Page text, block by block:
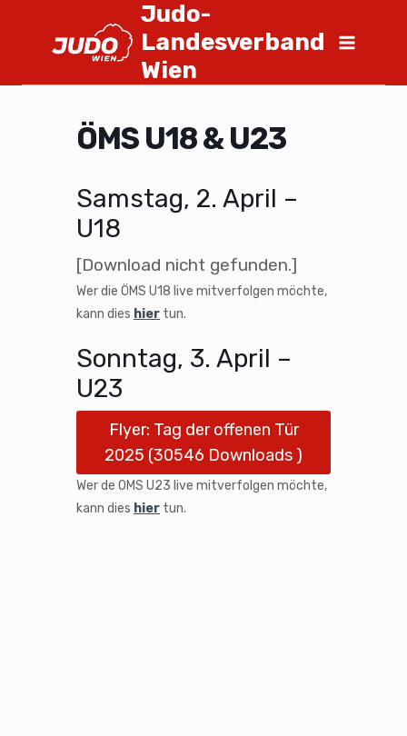
Judo-
Landesverband
Wien
ÖMS U18 & U23
Samstag, 2. April –
U18
[Download nicht gefunden.]
Wer die ÖMS U18 live mitverfolgen möchte,
kann dies hier tun.
Sonntag, 3. April –
U23
Flyer: Tag der offenen Tür
2025 (30546 Downloads )
Wer de OMS U23 live mitverfolgen möchte,
kann dies hier tun.